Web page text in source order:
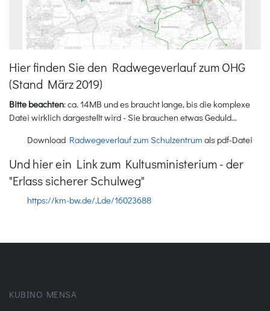
Hier finden Sie den Radwegeverlauf zum OHG
(Stand März 2019)
Bitte beachten: ca. 14MB und es braucht lange, bis die komplexe
Datei wirklich dargestellt wird - Sie brauchen etwas Geduld...
Download Radwegeverlauf zum Schulzentrum als pdf-Datei
Und hier ein Link zum Kultusministerium - der
"Erlass sicherer Schulweg"
https://km-bw.de/,Lde/16023688
KUBINO MENSA